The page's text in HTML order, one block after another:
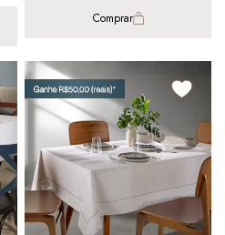
Comprar